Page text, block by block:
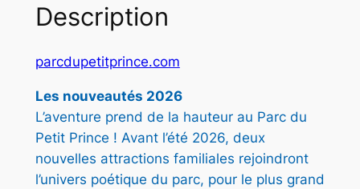
à
2
1
Description
parcdupetitprince.com
Les nouveautés 2026
L’aventure prend de la hauteur au Parc du
Petit Prince ! Avant l’été 2026, deux
nouvelles attractions familiales rejoindront
l’univers poétique du parc, pour le plus grand